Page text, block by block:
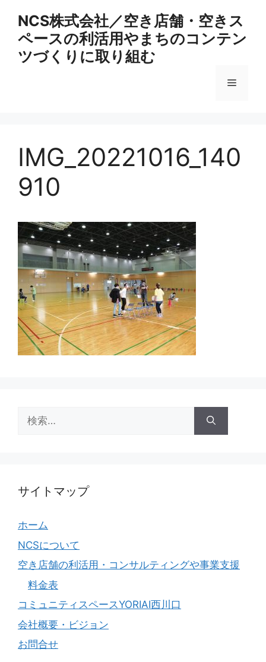
NCS株式会社／空き店舗・空きス
ペースの利活用やまちのコンテン
ツづくりに取り組む
メ
ュ
IMG_20221016_140
910
索:
サイトマップ
ホーム
NCSについて
空き店舗の利活用・コンサルティングや事業支援
料金表
コミュニティスペースYORIAI西川口
会社概要・ビジョン
お問合せ